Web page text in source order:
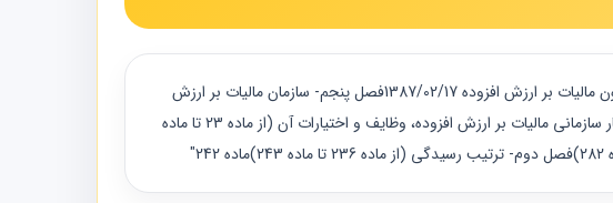
"قانون ماليات بر ارزش افزوده 1387/02/17فصل سوم- مأخذ، نرخ و نحوه محاسبه مالیات (از ماده 14 تا ماده 17)ماده 17 قانون ماليات بر ارزش افزوده 1387/02/17فصل پنجم- سازمان مالیات بر ارزش
افزوده و وظایف و اختیارات آن (از ماده 24 تا ماده 33)ماده 29 قانون مالیات بر ارزش افزوده 1400/03/02فصل پنجم: ساختار سازمانی مالیات بر ارزش افزوده، وظایف و اختیارات آن (از ماده 23 تا ماده